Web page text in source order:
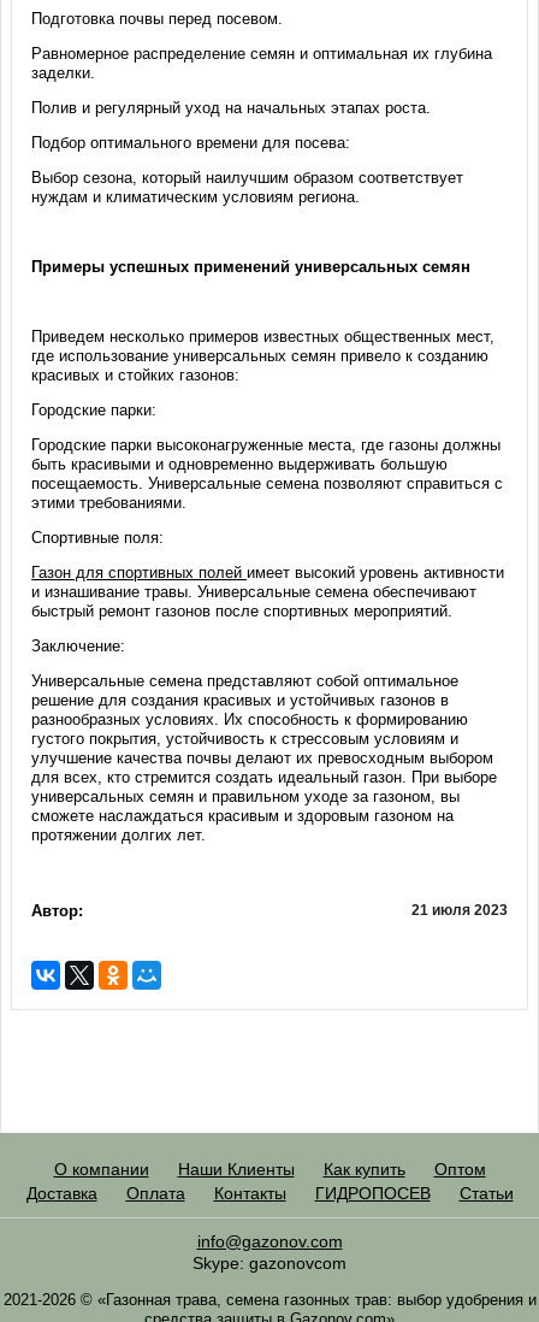
Подготовка почвы перед посевом.
Равномерное распределение семян и оптимальная их глубина
заделки.
Полив и регулярный уход на начальных этапах роста.
Подбор оптимального времени для посева:
Выбор сезона, который наилучшим образом соответствует
нуждам и климатическим условиям региона.
Примеры успешных применений универсальных семян
Приведем несколько примеров известных общественных мест,
где использование универсальных семян привело к созданию
красивых и стойких газонов:
Городские парки:
Городские парки высоконагруженные места, где газоны должны
быть красивыми и одновременно выдерживать большую
посещаемость. Универсальные семена позволяют справиться с
этими требованиями.
Спортивные поля:
Газон для спортивных полейимеет высокий уровень активности
и изнашивание травы. Универсальные семена обеспечивают
быстрый ремонт газонов после спортивных мероприятий.
Заключение:
Универсальные семена представляют собой оптимальное
решение для создания красивых и устойчивых газонов в
разнообразных условиях. Их способность к формированию
густого покрытия, устойчивость к стрессовым условиям и
улучшение качества почвы делают их превосходным выбором
для всех, кто стремится создать идеальный газон. При выборе
универсальных семян и правильном уходе за газоном, вы
сможете наслаждаться красивым и здоровым газоном на
протяжении долгих лет.
21 июля 2023
Автор:
О компании Наши Клиенты Как купить
Оптом
Доставка
Оплата Контакты ГИДРОПОСЕВ Статьи
info@gazonov.com
Skype: gazonovcom
2021-2026 © «Газонная трава, семена газонных трав: выбор удобрения и